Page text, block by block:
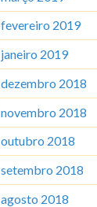
fevereiro 2019
janeiro 2019
dezembro 2018
novembro 2018
outubro 2018
setembro 2018
agosto 2018